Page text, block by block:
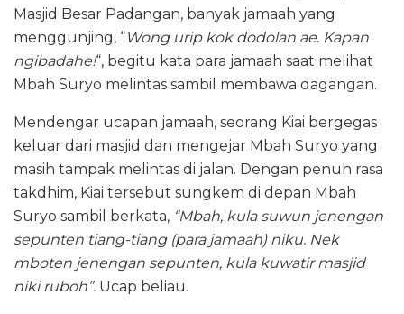
Masjid Besar Padangan, banyak jamaah yang
menggunjing, “Wong urip kok dodolan ae. Kapan
ngibadahe!“, begitu kata para jamaah saat melihat
Mbah Suryo melintas sambil membawa dagangan.
Mendengar ucapan jamaah, seorang Kiai bergegas
keluar dari masjid dan mengejar Mbah Suryo yang
masih tampak melintas di jalan. Dengan penuh rasa
takdhim, Kiai tersebut sungkem di depan Mbah
Suryo sambil berkata, “Mbah, kula suwun jenengan
sepunten tiang-tiang (para jamaah) niku. Nek
mboten jenengan sepunten, kula kuwatir masjid
niki ruboh”. Ucap beliau.